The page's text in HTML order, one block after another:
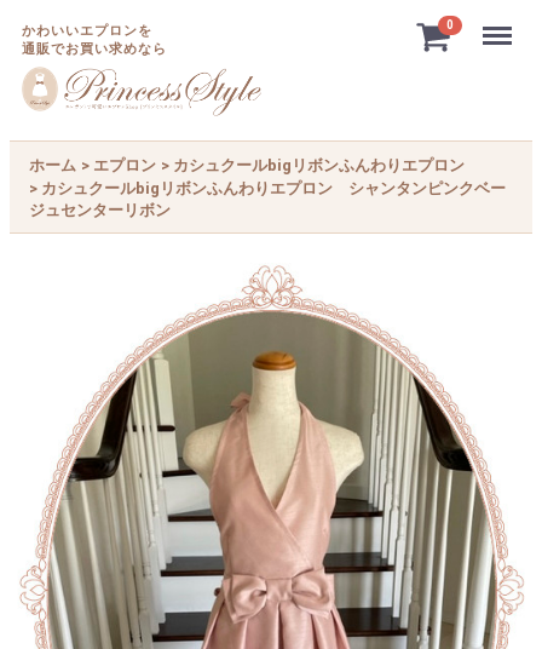
0
かわいいエプロンを
通販でお買い求めなら
Menu
ホーム エプロン
カシュクールbigリボンふんわりエプロン
カシュクールbigリボンふんわりエプロン シャンタンピンクベー
ジュセンターリボン